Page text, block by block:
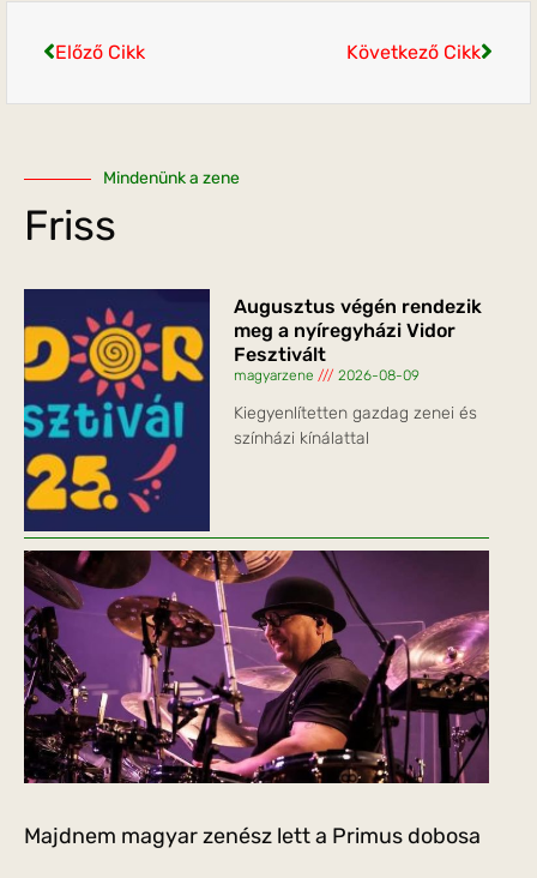
Előző Cikk Következő Cikk
Mindenünk a zene
Friss
Augusztus végén rendezik
meg a nyíregyházi Vidor
Fesztivált
magyarzene 2026-08-09
Kiegyenlítetten gazdag zenei és
színházi kínálattal
Majdnem magyar zenész lett a Primus dobosa